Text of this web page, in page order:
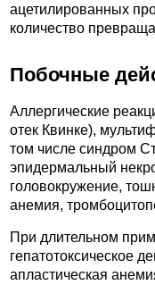
ацетилированных
количество
Побочные
Аллергические
отек Квинке),
том числе синдром
эпидермальный
головокружение,
анемия,
При длительном
гепатотоксическое
апластическая